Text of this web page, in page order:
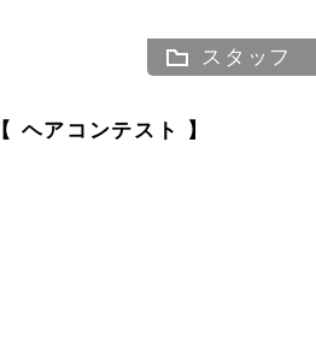
スタッフ
【 ヘアコンテスト 】